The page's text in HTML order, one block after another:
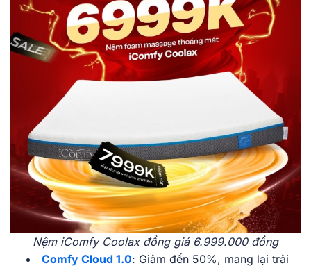
Nệm iComfy Coolax đồng giá 6.999.000 đồng
Comfy Cloud 1.0: Giảm đến 50%, mang lại trải